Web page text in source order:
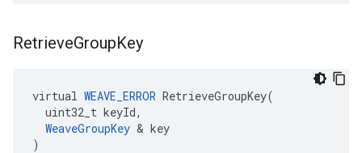
RetrieveGroupKey
virtual WEAVE_ERROR RetrieveGroupKey(
  uint32_t keyId,
WeaveGroupKey & key
)